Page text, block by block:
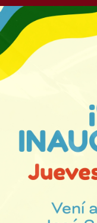
Alquilo
en
Belgrano